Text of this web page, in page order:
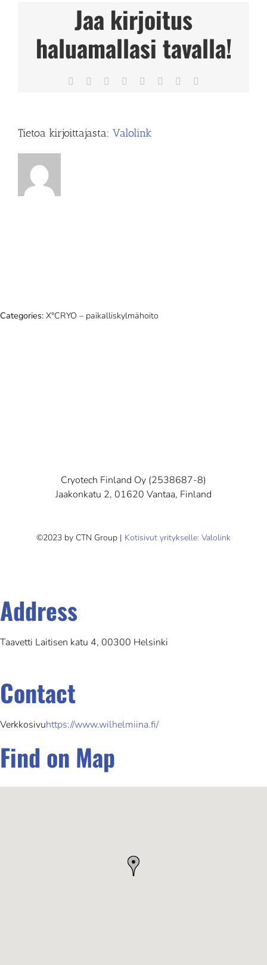
Jaa kirjoitus
haluamallasi tavalla!
Facebook Reddit LinkedIn
TumblrPinterest
Tietoa kirjoittajasta: Valolink
Categories: X°CRYO – paikalliskylmähoito
Cryotech Finland Oy (2538687-8)
Jaakonkatu 2, 01620 Vantaa, Finland
©2023 by CTN Group | Kotisivut yritykselle: Valolink
Address
Taavetti Laitisen katu 4, 00300 Helsinki
Contact
Verkkosivuhttps://www.wilhelmiina.fi/
Find on Map